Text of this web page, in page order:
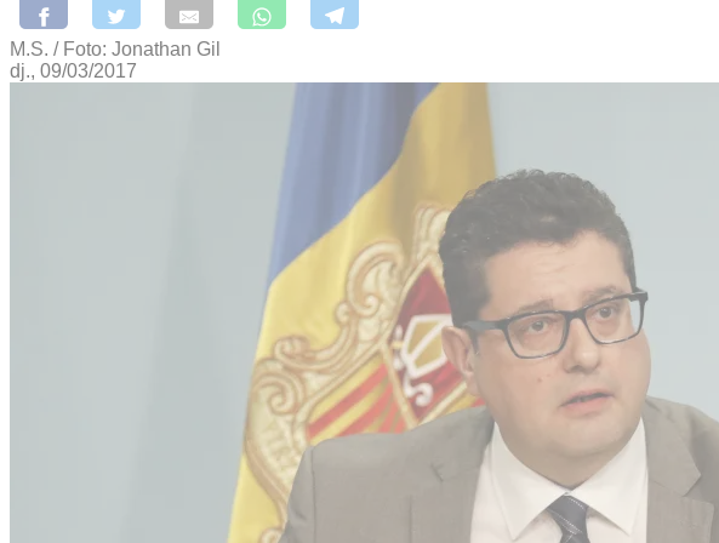
M.S. / Foto: Jonathan Gil
dj., 09/03/2017